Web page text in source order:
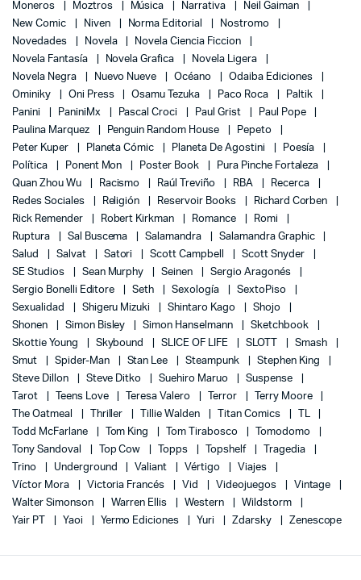
Moneros
Moztros Música Narrativa
Neil Gaiman
New Comic
Niven Norma Editorial
Nostromo
Novedades
Novela
Novela Ciencia Ficcion
Novela Fantasía
Novela Grafica
Novela Ligera
Novela Negra
Nuevo Nueve Océano
Odaiba Ediciones
Ominiky
Oni Press Osamu Tezuka Paco Roca
Paltik
Panini
PaniniMx Pascal Croci Paul Grist
Paul Pope
Paulina Marquez
Penguin Random House
Pepeto
Peter Kuper
Planeta Cómic Planeta De Agostini
Poesía
Política
Ponent Mon Poster Book
Pura Pinche Fortaleza
Quan Zhou Wu
Racismo Raúl Treviño RBA
Recerca
Redes Sociales
Religión Reservoir Books
Richard Corben
Rick Remender
Robert Kirkman Romance
Romi
Ruptura
Sal Buscema Salamandra
Salamandra Graphic
Salud
Salvat Satori Scott Campbell
Scott Snyder
SE Studios
Sean Murphy Seinen
Sergio Aragonés
Sergio Bonelli Editore
Seth Sexología
SextoPiso
Sexualidad
Shigeru Mizuki Shintaro Kago
Shojo
Shonen
Simon Bisley Simon Hanselmann
Sketchbook
Skottie Young
Skybound SLICE OF LIFE SLOTT
Smash
Smut
Spider-Man Stan Lee Steampunk
Stephen King
Steve Dillon
Steve Ditko Suehiro Maruo
Suspense
Tarot
Teens Love Teresa Valero Terror
Terry Moore
The Oatmeal
Thriller Tillie Walden Titan Comics
TL
Todd McFarlane
Tom King Tom Tirabosco
Tomodomo
Tony Sandoval
Top Cow Topps Topshelf
Tragedia
Trino
Underground Valiant Vértigo
Viajes
Víctor Mora
Victoria Francés Vid Videojuegos
Vintage
Walter Simonson
Warren Ellis Western
Wildstorm
Yair PT
Yaoi Yermo Ediciones Yuri Zdarsky Zenescope